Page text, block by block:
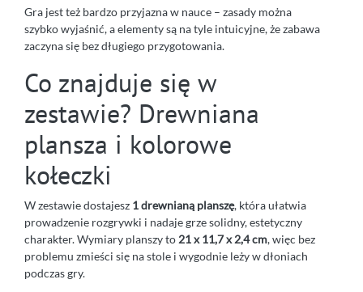
Gra jest też bardzo przyjazna w nauce – zasady można
szybko wyjaśnić, a elementy są na tyle intuicyjne, że zabawa
zaczyna się bez długiego przygotowania.
Co znajduje się w
zestawie? Drewniana
plansza i kolorowe
kołeczki
W zestawie dostajesz 1 drewnianą planszę, która ułatwia
prowadzenie rozgrywki i nadaje grze solidny, estetyczny
charakter. Wymiary planszy to 21 x 11,7 x 2,4 cm, więc bez
problemu zmieści się na stole i wygodnie leży w dłoniach
podczas gry.